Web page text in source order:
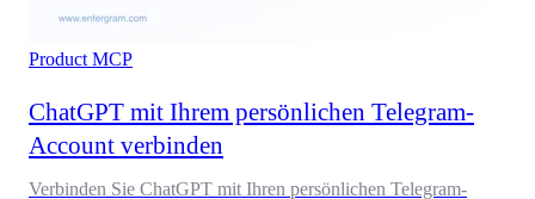
Product MCP
ChatGPT mit Ihrem persönlichen Telegram-
Account verbinden
Verbinden Sie ChatGPT mit Ihren persönlichen Telegram-